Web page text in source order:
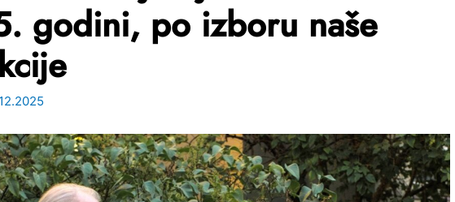
godini, po izboru naše